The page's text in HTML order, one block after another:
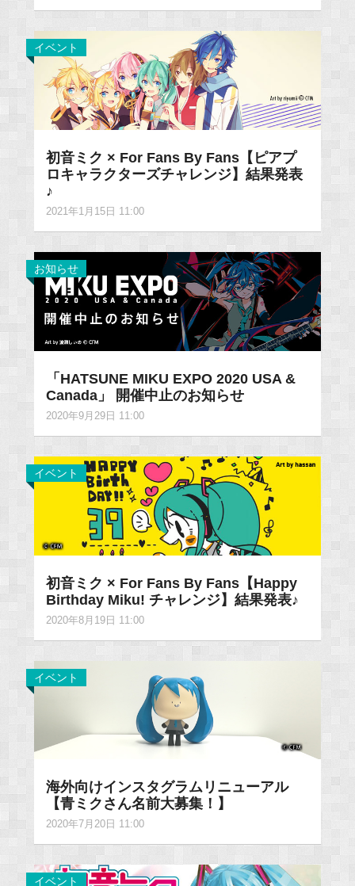
イベント
初音ミク × For Fans By Fans【ピアプ
ロキャラクターズチャレンジ】結果発表
♪
2021年1月15日 11:00
お知らせ
「HATSUNE MIKU EXPO 2020 USA &
Canada」 開催中止のお知らせ
2020年9月29日 11:00
イベント
初音ミク × For Fans By Fans【Happy
Birthday Miku! チャレンジ】結果発表♪
2020年8月19日 11:00
イベント
海外向けインスタグラムリニューアル
【青ミクさん名前大募集！】
2020年7月20日 11:00
イベント